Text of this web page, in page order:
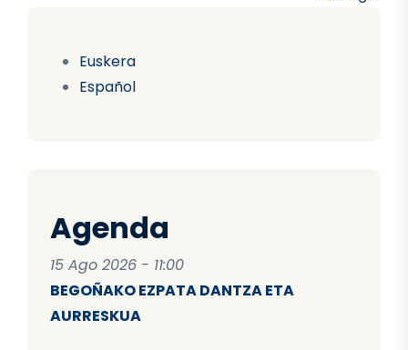
Euskera
Español
Agenda
15 Ago 2026 - 11:00
BEGOÑAKO EZPATA DANTZA ETA
AURRESKUA